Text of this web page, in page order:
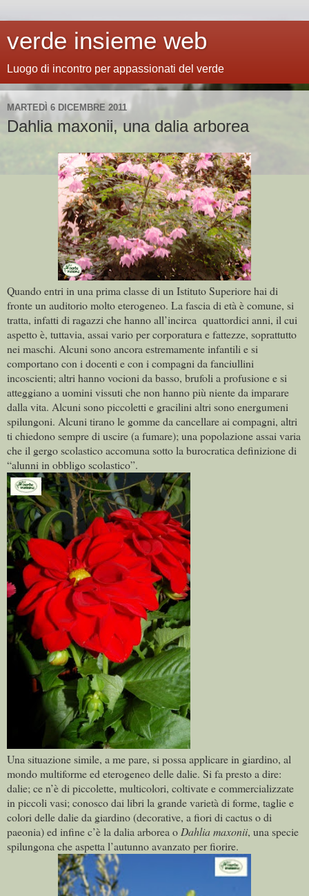
verde insieme web
Luogo di incontro per appassionati del verde
MARTEDÌ 6 DICEMBRE 2011
Dahlia maxonii, una dalia arborea
Quando entri in una prima classe di un Istituto Superiore hai di
fronte un auditorio molto eterogeneo. La fascia di età è comune, si
tratta, infatti di ragazzi che hanno all’incirca quattordici anni, il cui
aspetto è, tuttavia, assai vario per corporatura e fattezze, soprattutto
nei maschi. Alcuni sono ancora estremamente infantili e si
comportano con i docenti e con i compagni da fanciullini
incoscienti; altri hanno vocioni da basso, brufoli a profusione e si
atteggiano a uomini vissuti che non hanno più niente da imparare
dalla vita. Alcuni sono piccoletti e gracilini altri sono energumeni
spilungoni. Alcuni tirano le gomme da cancellare ai compagni, altri
ti chiedono sempre di uscire (a fumare); una popolazione assai varia
che il gergo scolastico accomuna sotto la burocratica definizione di
“alunni in obbligo scolastico”.
Una situazione simile, a me pare, si possa applicare in giardino, al
mondo multiforme ed eterogeneo delle dalie. Si fa presto a dire:
dalie; ce n’è di piccolette, multicolori, coltivate e commercializzate
in piccoli vasi; conosco dai libri la grande varietà di forme, taglie e
colori delle dalie da giardino (decorative, a fiori di cactus o di
paeonia) ed infine c’è la dalia arborea o Dahlia maxonii, una specie
spilungona che aspetta l’autunno avanzato per fiorire.